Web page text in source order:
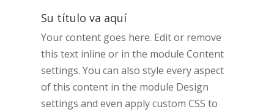
Su título va aquí
Your content goes here. Edit or remove
this text inline or in the module Content
settings. You can also style every aspect
of this content in the module Design
settings and even apply custom CSS to